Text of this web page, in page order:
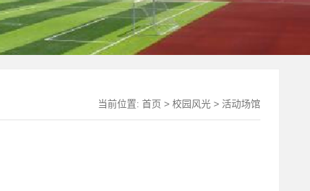
当前位置: 首页 > 校园风光 > 活动场馆